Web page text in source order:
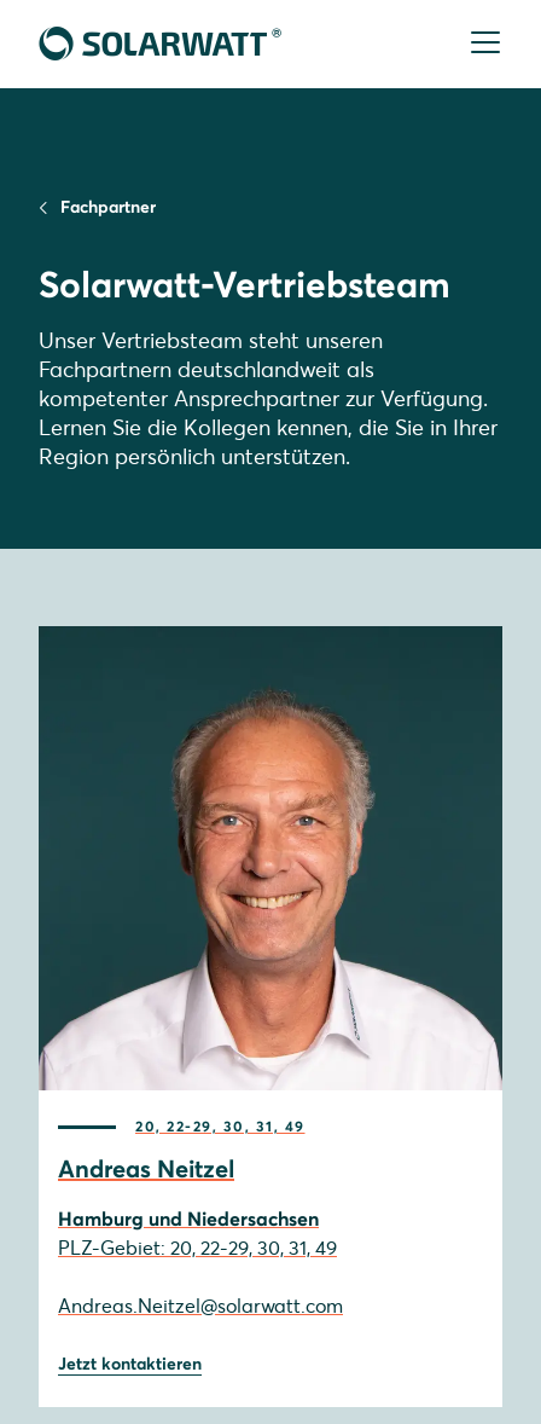
Fachpartner
Solarwatt-Vertriebsteam
Unser Vertriebsteam steht unseren
Fachpartnern deutschlandweit als
kompetenter Ansprechpartner zur Verfügung.
Lernen Sie die Kollegen kennen, die Sie in Ihrer
Region persönlich unterstützen.
20, 22-29, 30, 31, 49
Andreas Neitzel
Hamburg und Niedersachsen
PLZ-Gebiet: 20, 22-29, 30, 31, 49
Andreas.Neitzel@solarwatt.com
Jetzt kontaktieren